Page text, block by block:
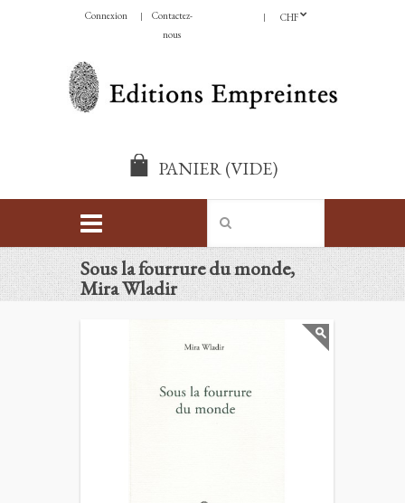
Connexion CHF
Contactez-
nous
PANIER(VIDE)
Sous la fourrure du monde,
Mira Wladir